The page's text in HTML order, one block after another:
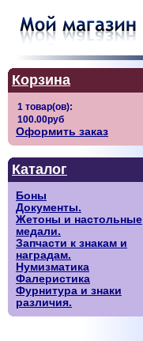
Корзина
Оформить заказ
Каталог
Боны
Документы.
Жетоны и настольные
медали.
Запчасти к знакам и
наградам.
Нумизматика
Фалеристика
Фурнитура и знаки
различия.